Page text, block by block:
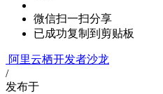
微信扫一扫分享
已成功复制到剪贴板
阿里云栖开发者沙龙
/
发布于